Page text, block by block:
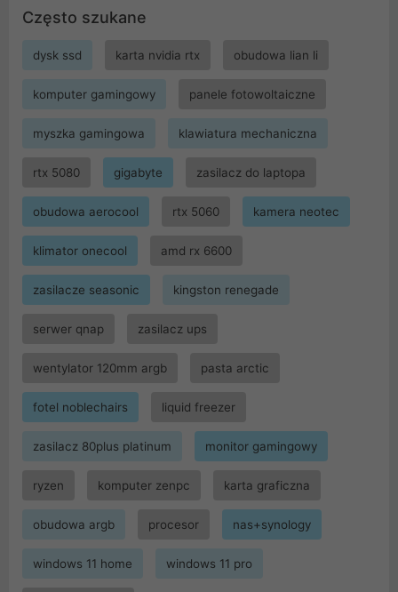
Często szukane
dysk ssd karta nvidia rtx obudowa lian li
komputer gamingowy panele fotowoltaiczne
myszka gamingowa klawiatura mechaniczna
rtx 5080 gigabyte zasilacz do laptopa
obudowa aerocool rtx 5060 kamera neotec
klimator onecool amd rx 6600
zasilacze seasonic kingston renegade
serwer qnap zasilacz ups
wentylator 120mm argb pasta arctic
fotel noblechairs liquid freezer
zasilacz 80plus platinum monitor gamingowy
ryzen komputer zenpc karta graficzna
obudowa argb procesor nas+synology
windows 11 home windows 11 pro